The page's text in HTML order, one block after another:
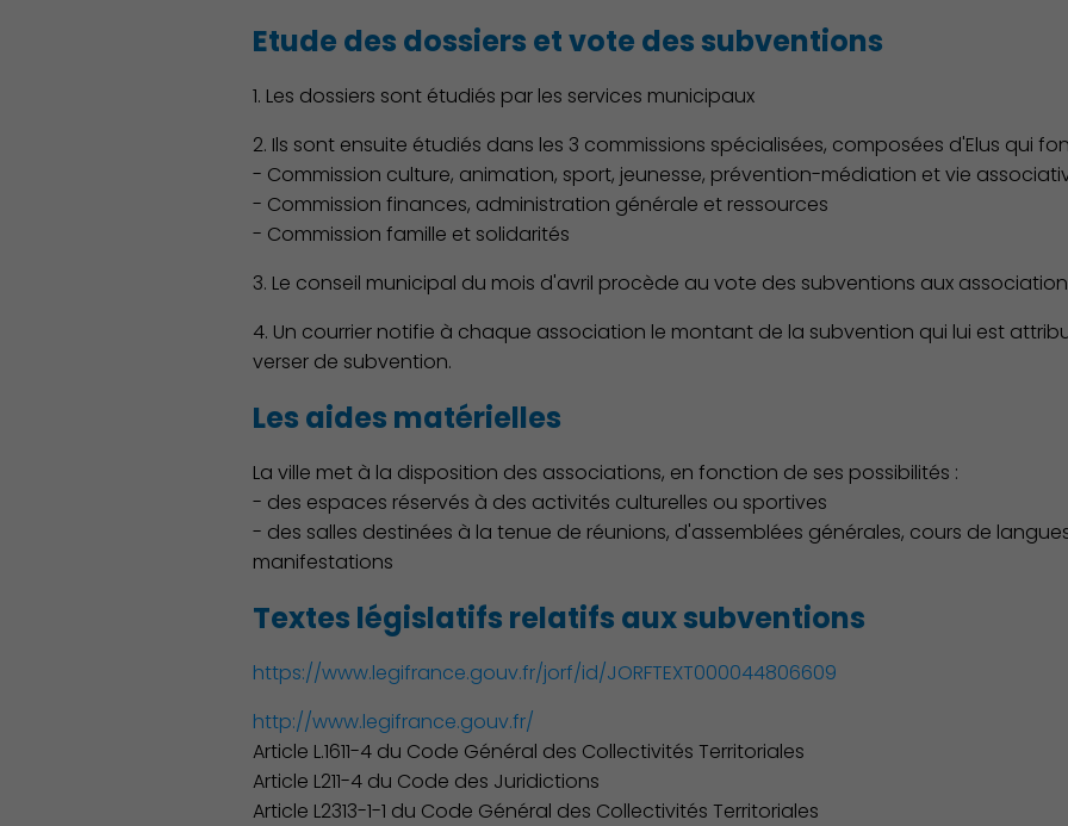
Démocratie locale
Etude des dossiers et vote des subventions
1. Les dossiers sont étudiés par les services municipaux
2. Ils sont ensuite étudiés dans les 3 commissions spécialisées, composées d'Elus qui
- Commission culture, animation, sport, jeunesse, prévention-médiation et vie
- Commission finances, administration générale et ressources
- Commission famille et solidarités
3. Le conseil municipal du mois d'avril procède au vote des subventions aux
4. Un courrier notifie à chaque association le montant de la subvention qui lui est
verser de subvention.
Les aides matérielles
La ville met à la disposition des associations, en fonction de ses possibilités :
- des espaces réservés à des activités culturelles ou sportives
- des salles destinées à la tenue de réunions, d'assemblées générales, cours de
manifestations
Textes législatifs relatifs aux subventions
https://www.legifrance.gouv.fr/jorf/id/JORFTEXT000044806609
http://www.legifrance.gouv.fr/
Article L.1611-4 du Code Général des Collectivités Territoriales
Article L211-4 du Code des Juridictions
Article L2313-1-1 du Code Général des Collectivités Territoriales